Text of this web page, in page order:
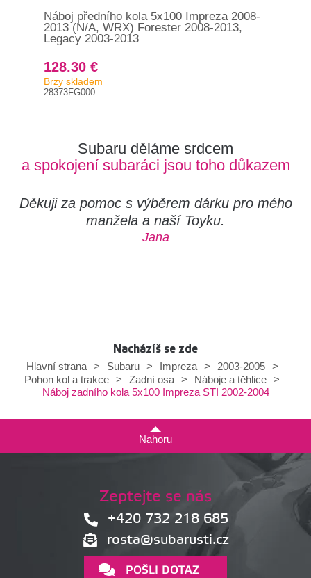
Náboj předního kola 5x100 Impreza 2008-
2013 (N/A, WRX) Forester 2008-2013,
Legacy 2003-2013
128.30 €
Brzy skladem
28373FG000
Subaru děláme srdcem
a spokojení subaráci jsou toho důkazem
Děkuji za pomoc s výběrem dárku pro mého
manžela a naší Toyku.
Jana
Nacházíš se zde
Hlavní strana
> Subaru > Impreza > 2003-2005
>
Pohon kol a trakce > Zadní osa > Náboje a těhlice >
Náboj zadního kola 5x100 Impreza STI 2002-2004
Nahoru
Zeptejte se nás
+420 732 218 685
rosta@subarusti.cz
POŠLI DOTAZ